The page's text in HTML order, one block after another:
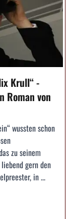
Krull“ -
Roman von
wussten schon
zu seinem
gern den
in ...